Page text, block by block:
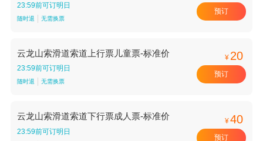
23:59前可订明日
随时退 无需换票
预订
云龙山索滑道索道上行票儿童票-标准价
23:59前可订明日
随时退 无需换票
¥ 20
预订
云龙山索滑道索道下行票成人票-标准价
23:59前可订明日
¥40
预订